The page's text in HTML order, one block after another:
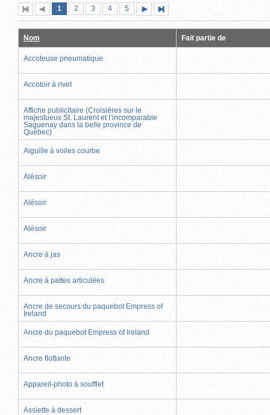
Première
page
Page
précédente
Page
1 (page
actuelle)
Page
2 Page
3 Page
4 Page
5
suivante
page
Nom Fait partie de
Accoteuse pneumatique
Accotoir à rivet
Affiche publicitaire (Croisières sur le
majestueux St. Laurent et l’incomparable
Saguenay dans la belle province de
Québec)
Aiguille à voiles courbe
Alésoir
Alésoir
Alésoir
Ancre à jas
Ancre à pattes articulées
Ancre de secours du paquebot Empress of
Ireland
Ancre du paquebot Empress of Ireland
Ancre flottante
Appareil-photo à soufflet
Assiette à dessert